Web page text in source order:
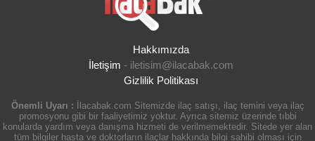
Hakkımızda
İletişim - iletisim@ilacabak.com
Gizlilik Politikası
Önemli Uyarı : İlacabak.com Sitemizde ilaç satışı, ilaç temini veya ilaç
promosyonu gibi bir faaliyetimiz yoktur. Ayrıca sitemiz üzerinde tıbbi
konularda yardım veya danışma hizmeti de verilmemektedir. Sitede yer alan
tüm bilgiler hasta ve doktorların ilaçlar hakkında bilgi sahibi olması için